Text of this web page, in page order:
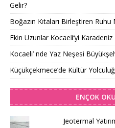
Gelir?
Boğazın Kıtaları Birleştiren
Ekin Uzunlar Kocaeli’yi
Kocaeli’ nde Yaz Neşesi
Küçükçekmece’de Kültür
ENÇOK
Jeotermal